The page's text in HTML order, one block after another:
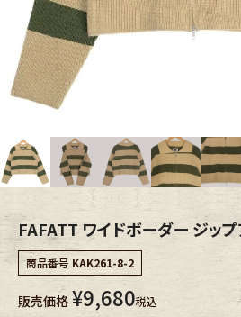
Bottoms
レディース商品カテゴ
Tops
FAFATT ワイドボーダー ジップ
商品番号 KAK261-8-2
販売価格 ¥9,680税込